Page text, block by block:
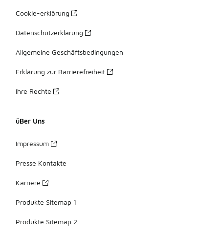
Cookie-erklärung
Datenschutzerklärung
Allgemeine Geschäftsbedingungen
Erklärung zur Barrierefreiheit
Ihre Rechte
üBer Uns
Impressum
Presse Kontakte
Karriere
Produkte Sitemap 1
Produkte Sitemap 2